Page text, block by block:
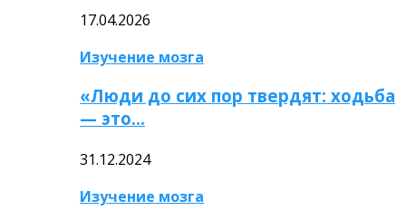
17.04.2026
Изучение мозга
«Люди до сих пор твердят: ходьба
— это…
31.12.2024
Изучение мозга